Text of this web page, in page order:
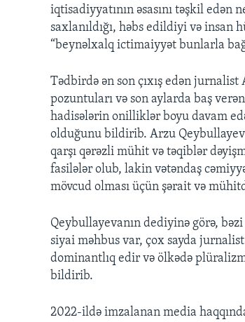
iqtisadiyyatının əsasını təşkil edən
saxlanıldığı, həbs edildiyi və insan
“beynəlxalq ictimaiyyət bunlarla
Tədbirdə ən son çıxış edən
pozuntuları və son aylarda baş
hadisələrin onilliklər boyu davam
olduğunu bildirib. Arzu
qarşı qərəzli mühit və təqiblər
fasilələr olub, lakin vətəndaş
mövcud olması üçün şərait və
Qeybullayevanın dediyinə görə,
siyai məhbus var, çox sayda
dominantlıq edir və ölkədə
bildirib.
2022-ildə imzalanan media